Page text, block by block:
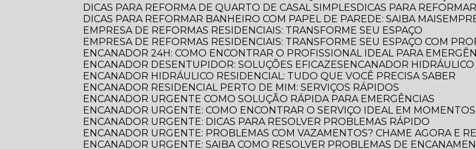
DICAS PARA REFORMA DE QUARTO DE CASAL SIMPLES
DICAS PARA
DICAS PARA REFORMAR BANHEIRO COM PAPEL DE PAREDE: SAIBA MAIS
EMPRESA DE REFORMAS RESIDENCIAIS: TRANSFORME SEU ESPAÇO
EMPRESA DE REFORMAS RESIDENCIAIS: TRANSFORME SEU ESPAÇO COM
ENCANADOR 24H: COMO ENCONTRAR O PROFISSIONAL IDEAL PARA
ENCANADOR DESENTUPIDOR: SOLUÇÕES EFICAZES
ENCANADOR
ENCANADOR HIDRÁULICO RESIDENCIAL: TUDO QUE VOCÊ PRECISA SABER
ENCANADOR RESIDENCIAL PERTO DE MIM: SERVIÇOS RÁPIDOS
ENCANADOR URGENTE COMO SOLUÇÃO RÁPIDA PARA EMERGÊNCIAS
ENCANADOR URGENTE: COMO ENCONTRAR O SERVIÇO IDEAL EM
ENCANADOR URGENTE: DICAS PARA RESOLVER PROBLEMAS RÁPIDO
ENCANADOR URGENTE: PROBLEMAS COM VAZAMENTOS? CHAME AGORA E
ENCANADOR URGENTE: SAIBA COMO RESOLVER PROBLEMAS DE